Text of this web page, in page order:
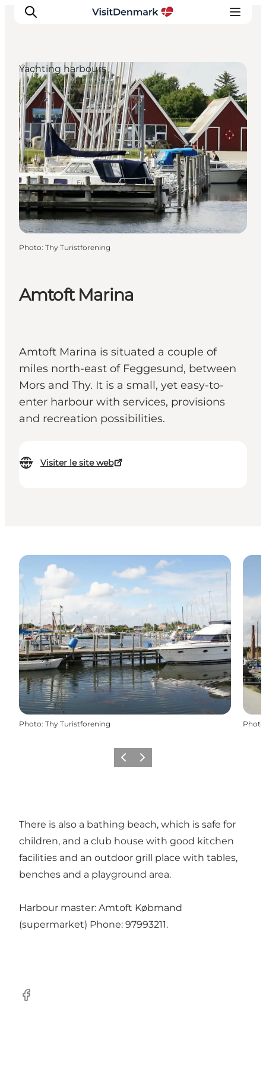
Inspirations
Destinations
Quoi faire
Hébergements
Planifiez votre voyage
Amtoft Marina
Amtoft Marina is situated a couple of
miles north-east of Feggesund, between
Mors and Thy. It is a small, yet easy-to-
enter harbour with services, provisions
and recreation possibilities.
Visiter le site web
Yachting harbours
Photo: Thy Turistforening
Photo: Thy Turistforening Photo
PrécédentSuivant
There is also a bathing beach, which is safe for
children, and a club house with good kitchen
facilities and an outdoor grill place with tables,
benches and a playground area.
Harbour master: Amtoft Købmand
(supermarket) Phone: 97993211.
Facebook